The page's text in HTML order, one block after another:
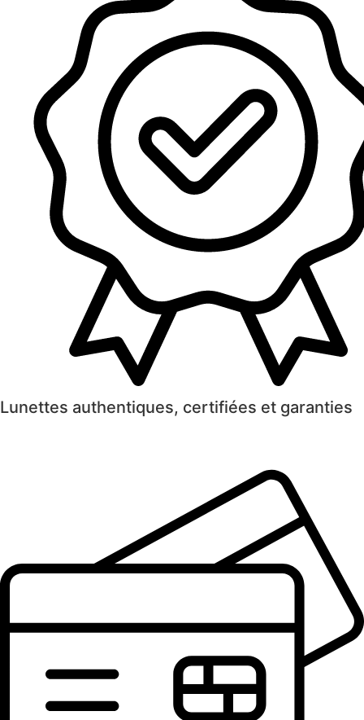
Lunettes authentiques, certifiées et garanties